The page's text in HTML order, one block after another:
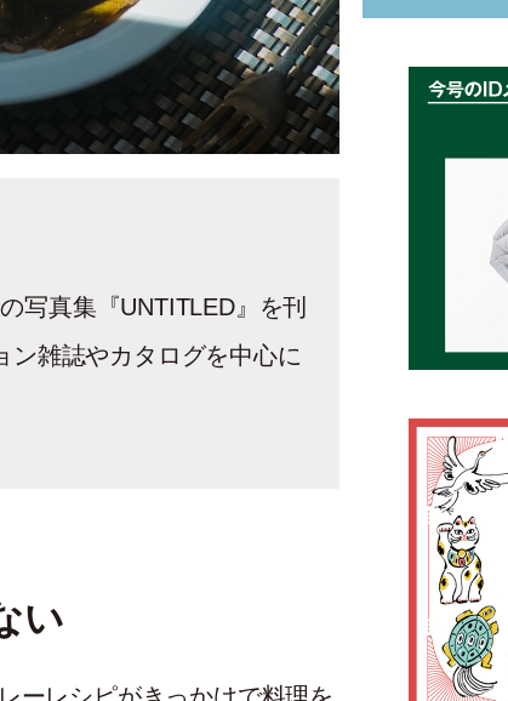
写真集『UNTITLED』を刊
ン雑誌やカタログを中心に
い